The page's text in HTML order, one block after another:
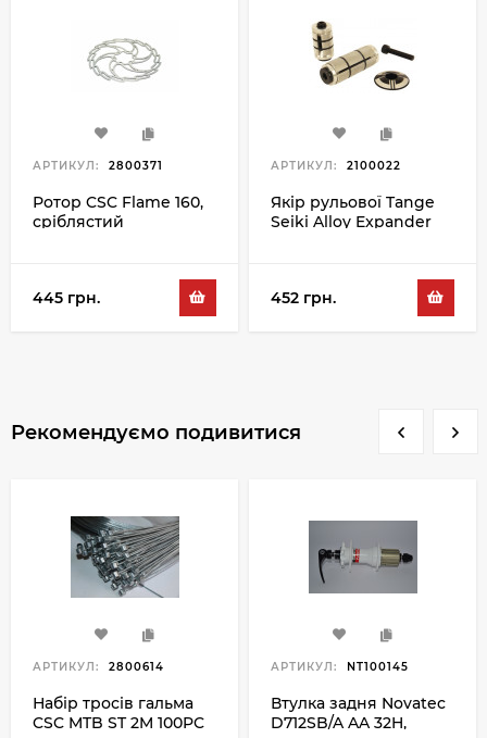
АРТИКУЛ: 2800371
Ротор CSC Flame 160,
сріблястий
445 грн.
АРТИКУЛ: 2100022
Якір рульової Tange
Seiki Alloy Expander
452 грн.
Рекомендуємо подивитися
АРТИКУЛ: 2800614
Набір тросів гальма
CSC MTB ST 2M 100PC
АРТИКУЛ: NT100145
Втулка задня Novatec
D712SB/A AA 32H,